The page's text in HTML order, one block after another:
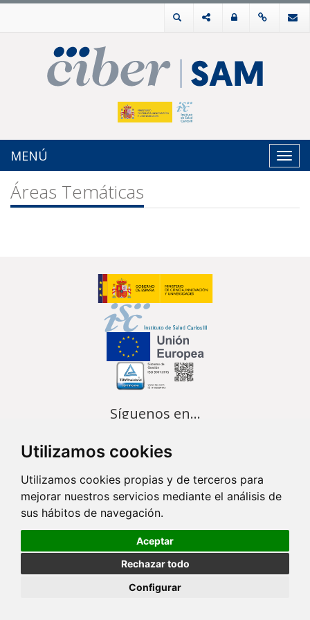
Utilizamos cookies
Utilizamos cookies propias y de terceros para
mejorar nuestros servicios mediante el análisis de
sus hábitos de navegación.
Aceptar
Rechazar todo
Configurar
MENÚ
Áreas Temáticas
Síguenos en...
Av. Monforte de Lemos, 3-5. Pabellón 11. Planta 0 28029 Madrid
info@ciberisciii.es
Política de Privacidad
de Cookies|Mapa Web|Portal de Transparencia|Política de
seguridad